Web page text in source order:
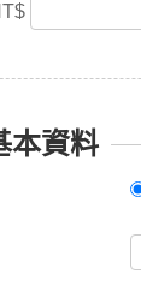
本資料